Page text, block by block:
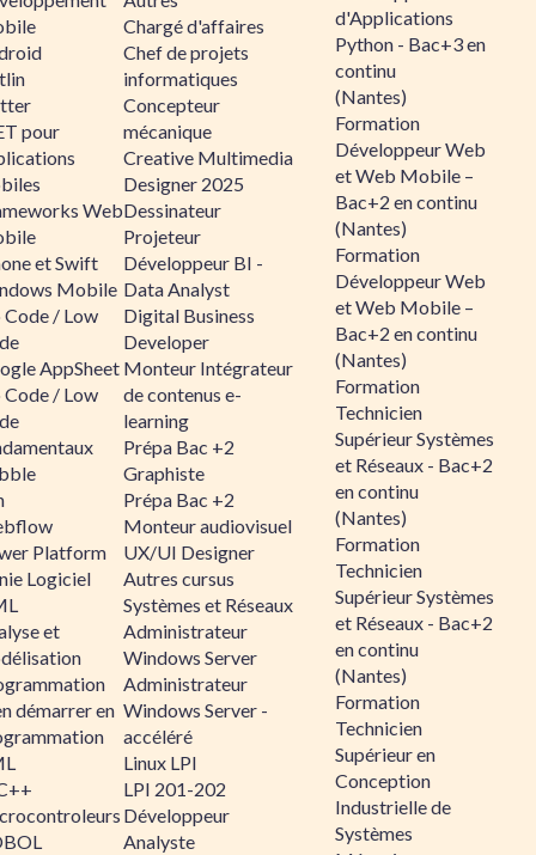
pour
Web
et Swift
Mobile
/ Low
AppSheet
/ Low
Platform
Logiciel
et
démarrer en
Chargé d'affaires
Chef de projets
informatiques
Concepteur
mécanique
Creative Multimedia
Designer 2025
Dessinateur
Projeteur
Développeur BI -
Data Analyst
Digital Business
Developer
Monteur Intégrateur
de contenus e-
learning
Prépa Bac +2
Graphiste
Prépa Bac +2
Monteur audiovisuel
UX/UI Designer
Autres cursus
Systèmes et Réseaux
Administrateur
Windows Server
Administrateur
Windows Server -
accéléré
Linux LPI
LPI 201-202
Développeur
Analyste
d'Applications
Python - Bac+3 en
continu
(Nantes)
Formation
Développeur Web
et Web Mobile –
Bac+2 en continu
(Nantes)
Formation
Développeur Web
et Web Mobile –
Bac+2 en continu
(Nantes)
Formation
Technicien
Supérieur Systèmes
et Réseaux - Bac+2
en continu
(Nantes)
Formation
Technicien
Supérieur Systèmes
et Réseaux - Bac+2
en continu
(Nantes)
Formation
Technicien
Supérieur en
Conception
Industrielle de
Systèmes